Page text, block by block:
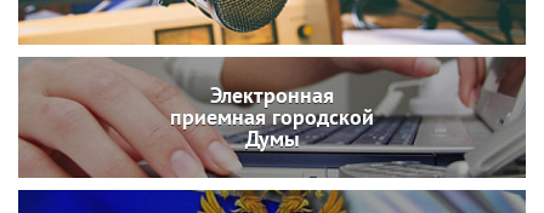
Электронная
приемная городской
Думы